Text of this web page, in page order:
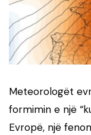
Meteorologët
formimin e një
Evropë, një